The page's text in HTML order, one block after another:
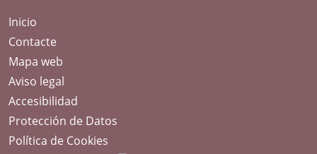
Inicio
Contacte
Mapa web
Aviso legal
Accesibilidad
Protección de Datos
Política de Cookies